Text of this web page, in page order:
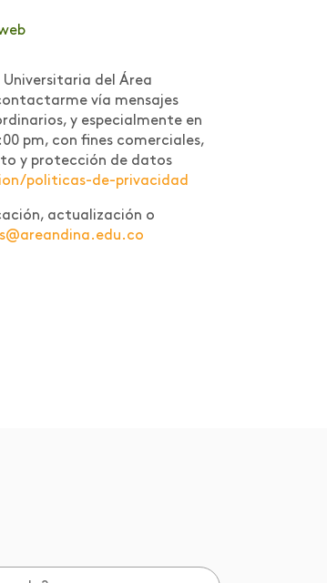
del Área
vía mensajes
y especialmente en
pm, con fines comerciales,
y protección de datos
politicas-de-privacidad
actualización o